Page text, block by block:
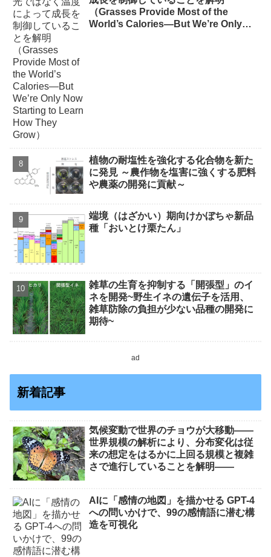
（Grasses Provide Most of the
World’s Calories—But We’re Only
植物の耐塩性を強化する化合物を新た
に発見 ～農作物を塩害に強くする肥料
や農薬の開発に貢献～
端境（はざかい）期向けかぼちゃ新品
種「おいとけ栗たん」
雑草の生育を抑制する「開張型」のイ
ネを開発~野生イネの遺伝子を活用、
雑草防除の負担が少ない品種の開発に
期待~
ad
新着記事
気候変動で世界のチョウが大移動――
世界規模の解析により、分布変化は従
来の想定をはるかに上回る規模と複雑
さで進行していることを解明――
AIに「感情の地図」を描かせる GPT-4
への問いかけで、99の感情語に潜む構
造を可視化